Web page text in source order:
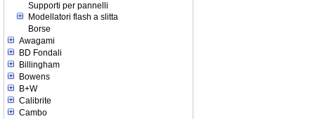
Supporti per pannelli
Modellatori flash a slitta
Borse
Awagami
BD Fondali
Billingham
Bowens
B+W
Calibrite
Cambo